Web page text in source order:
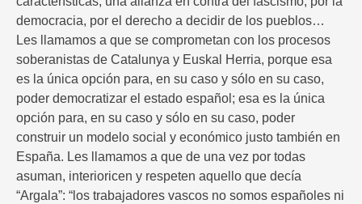
democracia, por el derecho a decidir de los pueblos…
Les llamamos a que se comprometan con los procesos
soberanistas de Catalunya y Euskal Herria, porque esa
es la única opción para, en su caso y sólo en su caso,
poder democratizar el estado español; esa es la única
opción para, en su caso y sólo en su caso, poder
construir un modelo social y económico justo también en
España. Les llamamos a que de una vez por todas
asuman, interioricen y respeten aquello que decía
“Argala”: “los trabajadores vascos no somos españoles ni